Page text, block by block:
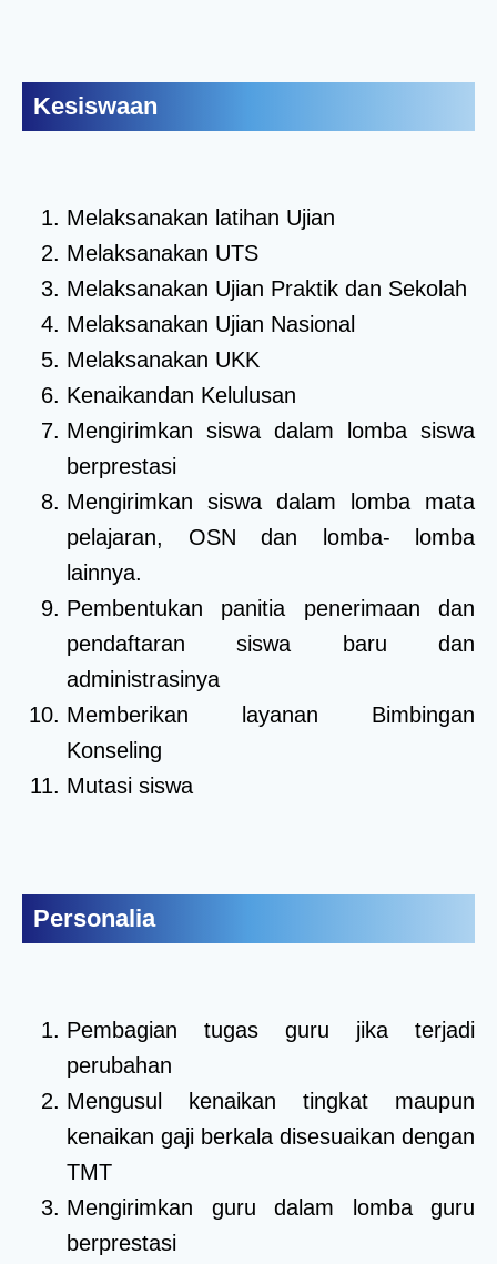
Kesiswaan
Melaksanakan latihan Ujian
Melaksanakan UTS
Melaksanakan Ujian Praktik dan Sekolah
Melaksanakan Ujian Nasional
Melaksanakan UKK
Kenaikandan Kelulusan
Mengirimkan siswa dalam lomba siswa
berprestasi
Mengirimkan siswa dalam lomba mata
pelajaran, OSN dan lomba- lomba
lainnya.
Pembentukan panitia penerimaan dan
pendaftaran siswa baru dan
administrasinya
Memberikan layanan Bimbingan
Konseling
Mutasi siswa
Personalia
Pembagian tugas guru jika terjadi
perubahan
Mengusul kenaikan tingkat maupun
kenaikan gaji berkala disesuaikan dengan
TMT
Mengirimkan guru dalam lomba guru
berprestasi